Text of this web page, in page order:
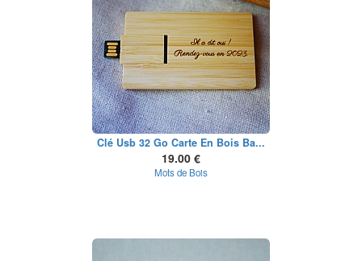
Clé Usb 32 Go Carte En Bois Ba...
19.00 €
Mots de Bois